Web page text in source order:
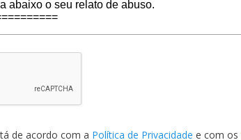
de acordo com a Política de Privacidade e com os